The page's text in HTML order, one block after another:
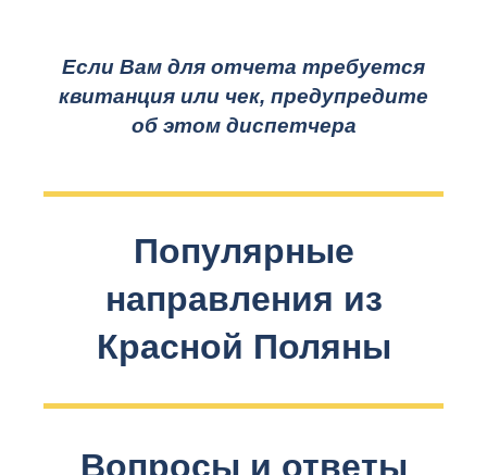
Если Вам для отчета требуется
квитанция или чек, предупредите
об этом диспетчера
Популярные
направления из
Красной Поляны
Вопросы и ответы